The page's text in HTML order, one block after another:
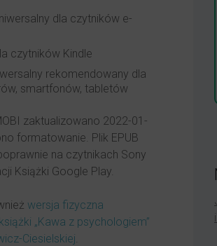
dla czytników e-
czytników Kindle
rekomendowany dla
smartfonów, tabletów
zaktualizowano 2022-01-
formatowanie. Plik EPUB
na czytnikach Sony
Książki Google Play.
wersja fizyczna
„Kawa z psychologiem”
Ciesielskiej